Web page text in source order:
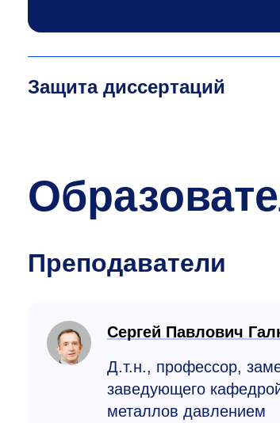
Защита диссертаций
Преподаватели
Сергей Павлович
Д.т.н., профессор,
заведующего
металлов давлением